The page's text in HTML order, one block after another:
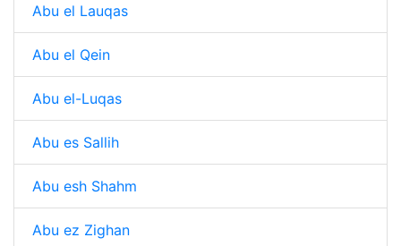
Abu el Lauqas
Abu el Qein
Abu el-Luqas
Abu es Sallih
Abu esh Shahm
Abu ez Zighan